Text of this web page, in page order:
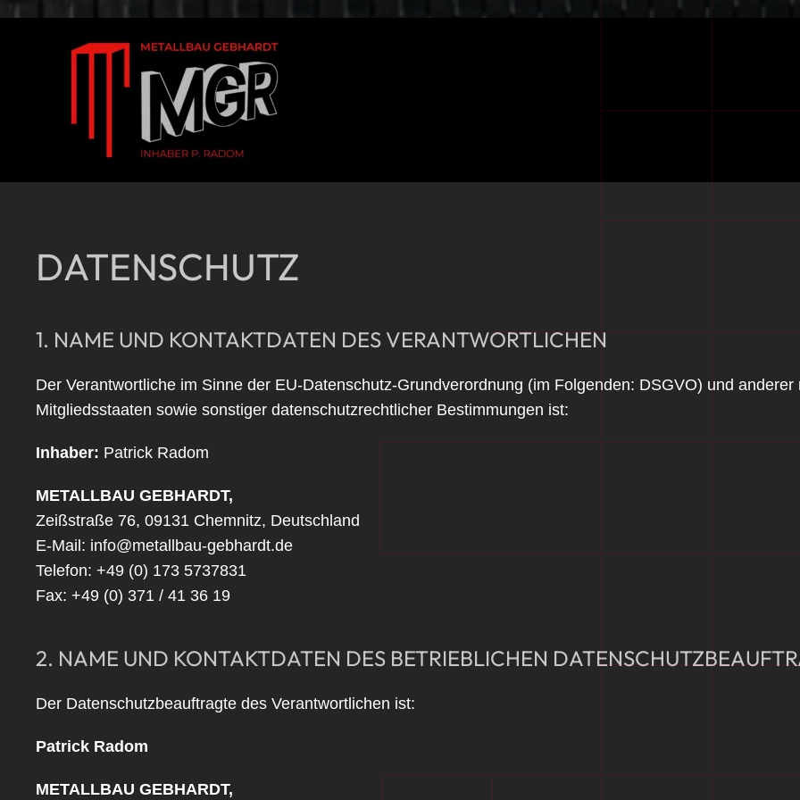
Skip to main content
DATENSCHUTZ
1. NAME UND KONTAKTDATEN DES VERANTWORTLICHEN
Der Verantwortliche im Sinne der EU-Datenschutz-Grundverordnung (im Folgenden: DSGVO) und
Mitgliedsstaaten sowie sonstiger datenschutzrechtlicher Bestimmungen ist:
Inhaber: Patrick Radom
METALLBAU GEBHARDT,
Zeißstraße 76, 09131 Chemnitz, Deutschland
E-Mail: info@metallbau-gebhardt.de
Telefon: +49 (0) 173 5737831
Fax: +49 (0) 371 / 41 36 19
2. NAME UND KONTAKTDATEN DES BETRIEBLICHEN
Der Datenschutzbeauftragte des Verantwortlichen ist:
Patrick Radom
METALLBAU GEBHARDT,